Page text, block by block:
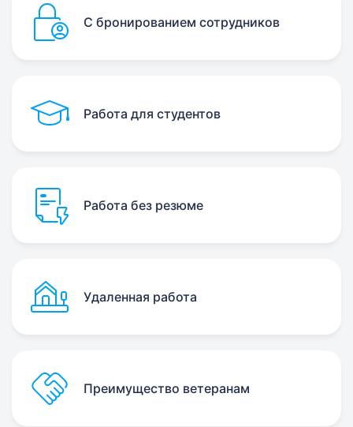
С бронированием сотрудников
Работа для студентов
Работа без резюме
Удаленная работа
Преимущество ветеранам